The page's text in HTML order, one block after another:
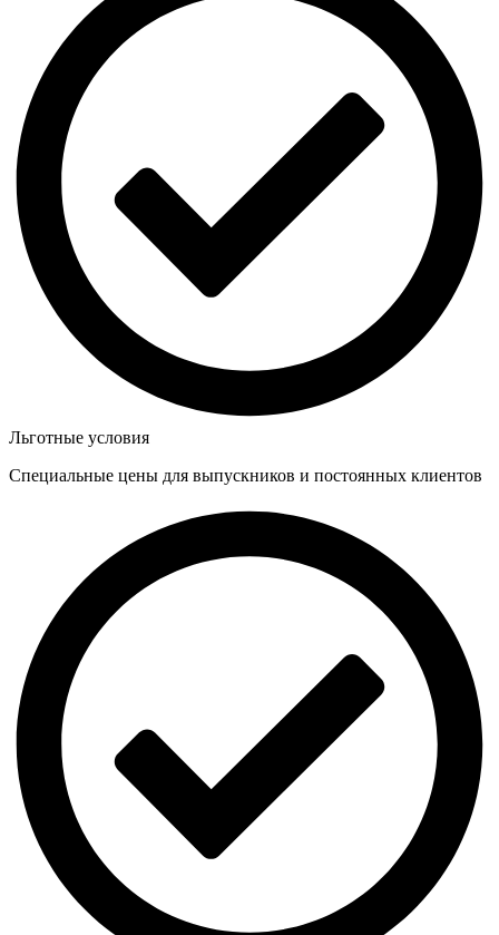
Льготные условия
Специальные цены для выпускников и постоянных клиентов